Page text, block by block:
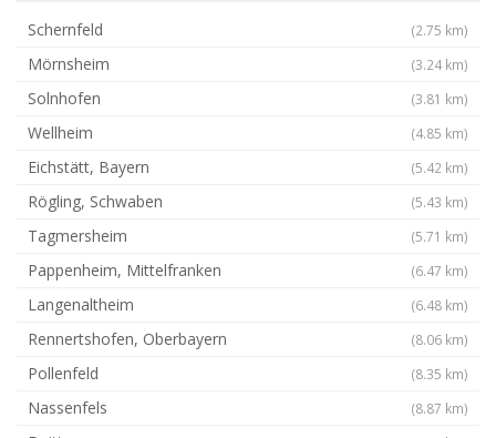
Schernfeld (2.75 km)
Mörnsheim (3.24 km)
Solnhofen (3.81 km)
Wellheim (4.85 km)
Eichstätt, Bayern (5.42 km)
Rögling, Schwaben (5.43 km)
Tagmersheim (5.71 km)
Pappenheim, Mittelfranken (6.47 km)
Langenaltheim (6.48 km)
Rennertshofen, Oberbayern (8.06 km)
Pollenfeld (8.35 km)
Nassenfels (8.87 km)